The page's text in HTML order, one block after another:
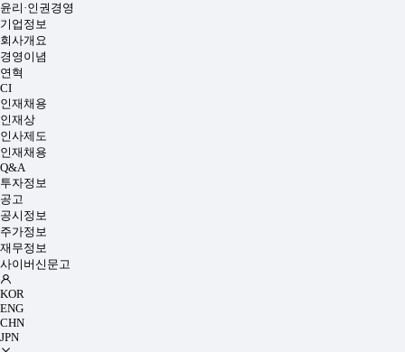
윤리·인권경영
기업정보
회사개요
경영이념
연혁
CI
인재채용
인재상
인사제도
인재채용
Q&A
투자정보
공고
공시정보
주가정보
재무정보
사이버신문고
KOR
ENG
CHN
JPN